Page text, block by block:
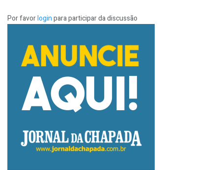
Por favorloginpara participar da discussão